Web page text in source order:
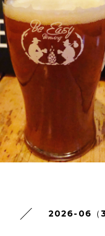
2026-06（